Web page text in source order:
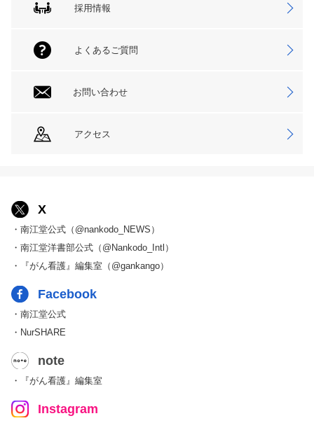
採用情報
よくあるご質問
お問い合わせ
アクセス
X
・南江堂公式（@nankodo_NEWS）
・南江堂洋書部公式（@Nankodo_Intl）
・『がん看護』編集室（@gankango）
Facebook
・南江堂公式
・NurSHARE
note
・『がん看護』編集室
Instagram